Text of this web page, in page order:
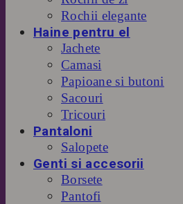
Rochii elegante
Haine pentru el
Jachete
Camasi
Papioane si butoni
Sacouri
Tricouri
Pantaloni
Salopete
Genti si accesorii
Borsete
Pantofi